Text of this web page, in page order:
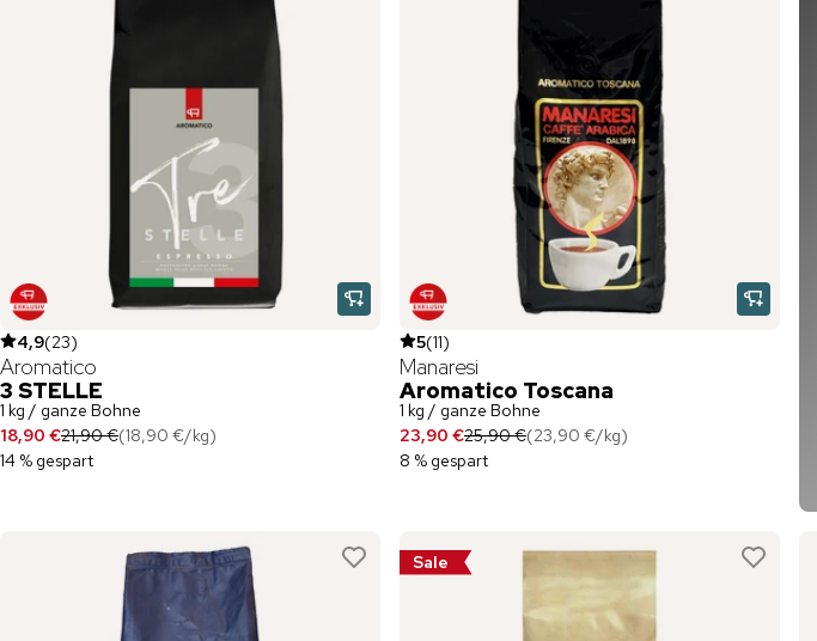
4,9(23)
Aromatico
3 STELLE
1 kg / ganze Bohne
18,90 €21,90 €(18,90 €/kg)
14 % gespart
5(11)
Manaresi
Aromatico Toscana
1 kg / ganze Bohne
23,90 €25,90 €(23,90 €/kg)
8 % gespart
Sale